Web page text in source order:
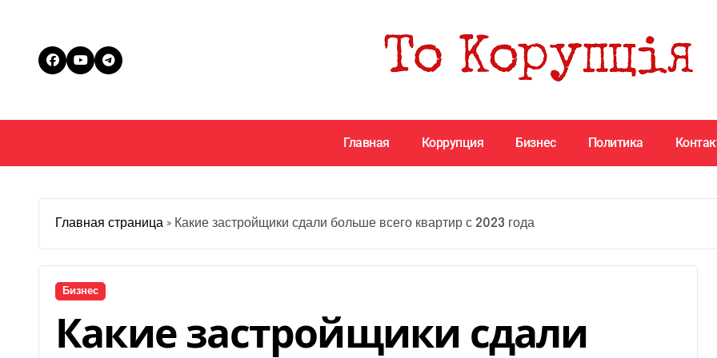
Главная Коррупция Бизнес Политика
Главная страница » Какие застройщики сдали больше всего квартир с 2023 года
Бизнес
Какие застройщики сдали